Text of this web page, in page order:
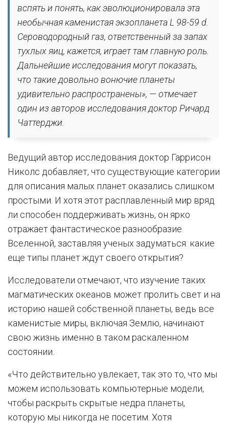
вспять и понять, как эволюционировала эта
необычная каменистая экзопланета L 98-59 d.
Сероводородный газ, ответственный за запах
тухлых яиц, кажется, играет там главную роль.
Дальнейшие исследования могут показать,
что такие довольно вонючие планеты
удивительно распространены», — отмечает
один из авторов исследования доктор Ричард
Чаттерджи.
Ведущий автор исследования доктор Гаррисон
Николс добавляет, что существующие категории
для описания малых планет оказались слишком
простыми. И хотя этот расплавленный мир вряд
ли способен поддерживать жизнь, он ярко
отражает фантастическое разнообразие
Вселенной, заставляя ученых задуматься: какие
еще типы планет ждут своего открытия?
Исследователи отмечают, что изучение таких
магматических океанов может пролить свет и на
историю нашей собственной планеты, ведь все
каменистые миры, включая Землю, начинают
свою жизнь именно в таком раскаленном
состоянии.
«Что действительно увлекает, так это то, что мы
можем использовать компьютерные модели,
чтобы раскрыть скрытые недра планеты,
которую мы никогда не посетим. Хотя